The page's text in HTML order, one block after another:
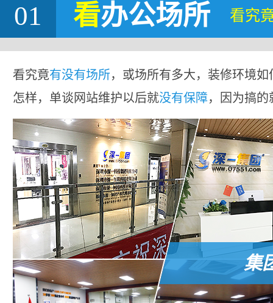
01 看办公场所 看究
看究竟有没有场所，或场所有多大，装修环境
怎样，单谈网站维护以后就没有保障，因为搞
集